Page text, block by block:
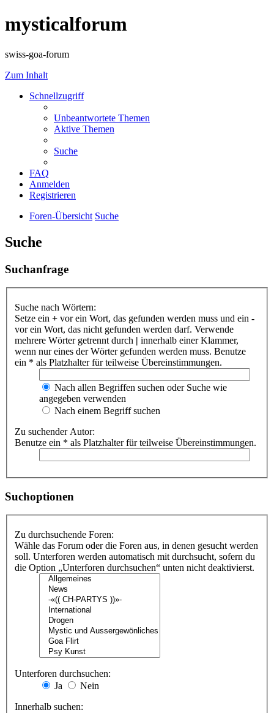
mysticalforum
swiss-goa-forum
Zum Inhalt
Schnellzugriff
Unbeantwortete Themen
Aktive Themen
Suche
FAQ
Anmelden
Registrieren
Foren-Übersicht Suche
Suche
Suchanfrage
Suche nach Wörtern:
Setze ein + vor ein Wort, das gefunden werden muss und ein -
vor ein Wort, das nicht gefunden werden darf. Verwende
mehrere Wörter getrennt durch | innerhalb einer Klammer,
wenn nur eines der Wörter gefunden werden muss. Benutze
ein * als Platzhalter für teilweise Übereinstimmungen.
Nach allen Begriffen suchen oder Suche wie
angegeben verwenden
Nach einem Begriff suchen
Zu suchender Autor:
Benutze ein * als Platzhalter für teilweise Übereinstimmungen.
Suchoptionen
Zu durchsuchende Foren:
Wähle das Forum oder die Foren aus, in denen gesucht werden
soll. Unterforen werden automatisch mit durchsucht, sofern du
die Option „Unterforen durchsuchen“ unten nicht deaktivierst.
Unterforen durchsuchen:
Ja
Nein
Innerhalb suchen: